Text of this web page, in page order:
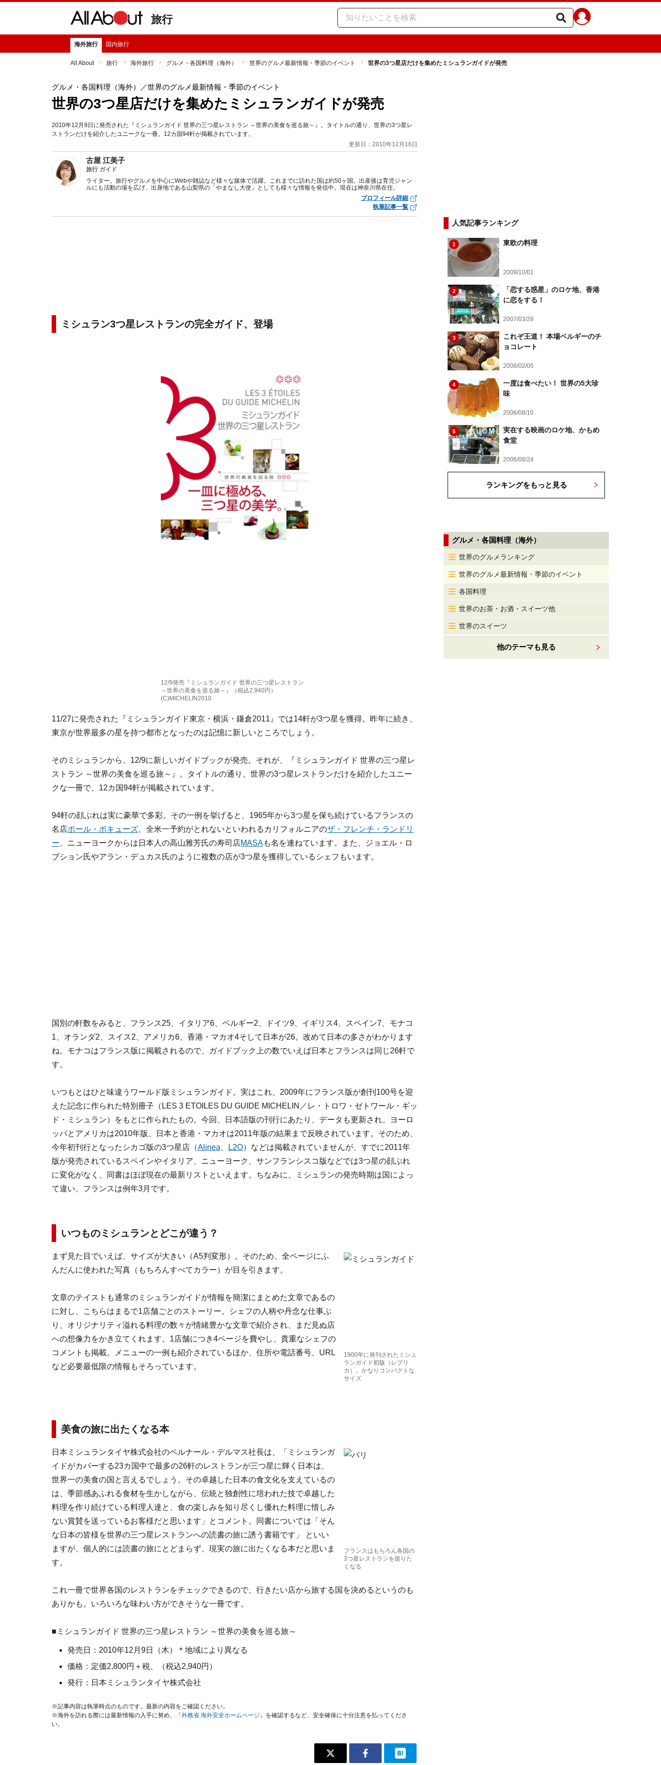
旅行
海外旅行 国内旅行
All About 旅行 海外旅行 グルメ・各国料理（海外） 世界のグルメ最新情報・季節のイベント 世界の3つ星店だけを集めたミシュランガイドが発売
グルメ・各国料理（海外） ／世界のグルメ最新情報・季節のイベント
世界の3つ星店だけを集めたミシュランガイドが発売
2010年12月9日に発売された『ミシュランガイド 世界の三つ星レストラン ～世界の美食を巡る旅～』。タイトルの通り、世界の3つ星レ
ストランだけを紹介したユニークな一冊。12カ国94軒が掲載されています。
更新日：2010年12月16日
古屋 江美子
旅行 ガイド
ライター。旅行やグルメを中心にWebや雑誌など様々な媒体で活躍。これまでに訪れた国は約50ヶ国。出産後は育児ジャン
ルにも活動の場を広げ、出身地である山梨県の「やまなし大使」としても様々な情報を発信中。現在は神奈川県在住。
プロフィール詳細
執筆記事一覧
ミシュラン3つ星レストランの完全ガイド、登場
12/9発売『ミシュランガイド 世界の三つ星レストラン
～世界の美食を巡る旅～』（税込2,940円）
(C)MICHELIN2010
11/27に発売された『ミシュランガイド東京・横浜・鎌倉2011』では14軒が3つ星を獲得。昨年に続き、
東京が世界最多の星を持つ都市となったのは記憶に新しいところでしょう。
そのミシュランから、12/9に新しいガイドブックが発売。それが、『ミシュランガイド 世界の三つ星レ
ストラン ～世界の美食を巡る旅～』。タイトルの通り、世界の3つ星レストランだけを紹介したユニー
クな一冊で、12カ国94軒が掲載されています。
94軒の顔ぶれは実に豪華で多彩。その一例を挙げると、1965年から3つ星を保ち続けているフランスの
名店ポール・ボキューズ 、全米一予約がとれないといわれるカリフォルニアのザ・フレンチ・ランドリ
ー 、ニューヨークからは日本人の高山雅芳氏の寿司店MASAも名を連ねています。また、ジョエル・ロ
ブション氏やアラン・デュカス氏のように複数の店が3つ星を獲得しているシェフもいます。
国別の軒数をみると、フランス25、イタリア6、ベルギー2、ドイツ9、イギリス4、スペイン7、モナコ
1、オランダ2、スイス2、アメリカ6、香港・マカオ4そして日本が26。改めて日本の多さがわかります
ね。モナコはフランス版に掲載されるので、ガイドブック上の数でいえば日本とフランスは同じ26軒で
す。
いつもとはひと味違うワールド版ミシュランガイド。実はこれ、2009年にフランス版が創刊100号を迎
えた記念に作られた特別冊子（LES 3 ETOILES DU GUIDE MICHELIN／レ・トロワ・ゼトワール・ギッ
ド・ミシュラン）をもとに作られたもの。今回、日本語版の刊行にあたり、データも更新され、ヨーロ
ッパとアメリカは2010年版、日本と香港・マカオは2011年版の結果まで反映されています。そのため、
今年初刊行となったシカゴ版の3つ星店（Alinea L2O）などは掲載されていませんが、すでに2011年
版が発売されているスペインやイタリア、ニューヨーク、サンフランシスコ版などでは3つ星の顔ぶれ
に変化がなく、同書はほぼ現在の最新リストといえます。ちなみに、ミシュランの発売時期は国によっ
て違い、フランスは例年3月です。
いつものミシュランとどこが違う？
1900年に発刊されたミシュ
ランガイド初版（レプリ
カ）。かなりコンパクトな
サイズ
まず見た目でいえば、サイズが大きい（A5判変形）。そのため、全ページにふ
んだんに使われた写真（もちろんすべてカラー）が目を引きます。
文章のテイストも通常のミシュランガイドが情報を簡潔にまとめた文章であるの
に対し、こちらはまるで1店舗ごとのストーリー。シェフの人柄や丹念な仕事ぶ
り、オリジナリティ溢れる料理の数々が情緒豊かな文章で紹介され、まだ見ぬ店
への想像力をかき立てくれます。1店舗につき4ページを費やし、貴重なシェフの
コメントも掲載。メニューの一例も紹介されているほか、住所や電話番号、URL
など必要最低限の情報もそろっています。
美食の旅に出たくなる本
フランスはもちろん各国の
3つ星レストランを巡りた
くなる
日本ミシュランタイヤ株式会社のベルナール・デルマス社長は、「ミシュランガ
イドがカバーする23カ国中で最多の26軒のレストランが三つ星に輝く日本は、
世界一の美食の国と言えるでしょう。その卓越した日本の食文化を支えているの
は、季節感あふれる食材を生かしながら、伝統と独創性に培われた技で卓越した
料理を作り続けている料理人達と、食の楽しみを知り尽くし優れた料理に惜しみ
ない賞賛を送っているお客様だと思います」とコメント。同書については「そん
な日本の皆様を世界の三つ星レストランへの読書の旅に誘う書籍です」 といい
ますが、個人的には読書の旅にとどまらず、現実の旅に出たくなる本だと思いま
す。
これ一冊で世界各国のレストランをチェックできるので、行きたい店から旅する国を決めるというのも
ありかも。いろいろな味わい方ができそうな一冊です。
■ミシュランガイド 世界の三つ星レストラン ～世界の美食を巡る旅～
発売日：2010年12月9日（木）＊地域により異なる
価格：定価2,800円＋税、（税込2,940円）
発行：日本ミシュランタイヤ株式会社
※記事内容は執筆時点のものです。最新の内容をご確認ください。
※海外を訪れる際には最新情報の入手に努め、「 外務省 海外安全ホームページ 」を確認するなど、安全確保に十分注意を払ってくださ
い。
人気記事ランキング
1 東欧の料理
2009/10/01
2
「恋する惑星」のロケ地、香港
に恋をする！
2007/03/28
3
これぞ王道！ 本場ベルギーのチ
ョコレート
2008/02/05
4
一度は食べたい！ 世界の5大珍
味
2006/08/10
5
実在する映画のロケ地、かもめ
食堂
2006/08/24
ランキングをもっと見る
グルメ・各国料理（海外）
世界のグルメランキング
世界のグルメ最新情報・季節のイベント
各国料理
世界のお茶・お酒・スイーツ他
世界のスイーツ
他のテーマも見る